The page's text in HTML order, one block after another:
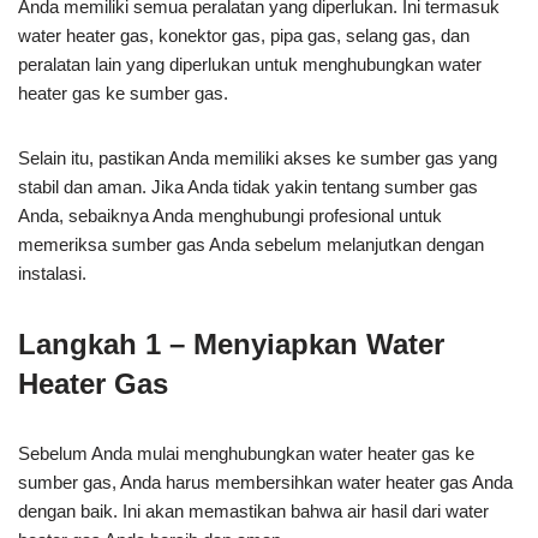
Anda memiliki semua peralatan yang diperlukan. Ini termasuk
water heater gas, konektor gas, pipa gas, selang gas, dan
peralatan lain yang diperlukan untuk menghubungkan water
heater gas ke sumber gas.
Selain itu, pastikan Anda memiliki akses ke sumber gas yang
stabil dan aman. Jika Anda tidak yakin tentang sumber gas
Anda, sebaiknya Anda menghubungi profesional untuk
memeriksa sumber gas Anda sebelum melanjutkan dengan
instalasi.
Langkah 1 – Menyiapkan Water
Heater Gas
Sebelum Anda mulai menghubungkan water heater gas ke
sumber gas, Anda harus membersihkan water heater gas Anda
dengan baik. Ini akan memastikan bahwa air hasil dari water